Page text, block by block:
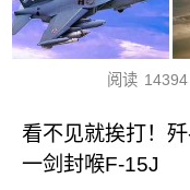
阅读 14394
看不见就挨打！
一剑封喉F-15J